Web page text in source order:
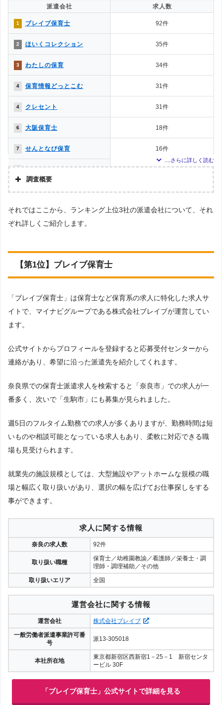
派遣会社 求人数
1 ブレイブ保育士 92件
2 ほいくコレクション 35件
3 わたしの保育 34件
4 保育情報どっとこむ 31件
4 クレセント 31件
6 大阪保育士 18件
7 せんとなび保育 16件
ジョブジパング 15件
9 ほいく畑 12件
9 ミラクス保育 12件
12 介護・保育の求人 5件
14 保育のとびら 3件
15
スタッフサービス・メディ
2件
調査概要
株式会社アドバンスフロー
調査対象とした派遣会社について
で「奈良 派遣会社」という検索キーワードで検索して掲載されていた派遣会社
を対象として調査を実施。※ただし、エリア対象外または求人数が0件の場合
は、ランキング対象外としています。
上記で調査対象とした派遣会社がWEBサイトで公開している求人のうち、「地
それではここから、ランキング上位3社の派遣会社について、それ
ぞれ詳しくご紹介します。
【第1位】ブレイブ保育士
「ブレイブ保育士」は保育士など保育系の求人に特化した求人サ
イトで、マイナビグループである株式会社ブレイブが運営してい
ます。
公式サイトからプロフィールを登録すると応募受付センターから
連絡があり、希望に沿った派遣先を紹介してくれます。
奈良県での保育士派遣求人を検索すると「奈良市」での求人が一
番多く、次いで「生駒市」にも募集が見られました。
週5日のフルタイム勤務での求人が多くありますが、勤務時間は短
いものや相談可能となっている求人もあり、柔軟に対応できる職
場も見受けられます。
就業先の施設規模としては、大型施設やアットホームな規模の職
場と幅広く取り扱いがあり、選択の幅を広げてお仕事探しをする
事ができます。
求人に関する情報
奈良の求人数 92件
取り扱い職種
保育士／幼稚園教諭／看護師／栄養士・調
理師・調理補助／その他
取り扱いエリア
全国
運営会社に関する情報
運営会社
株式会社ブレイブ
一般労働者派遣事業許可番
号
派13-305018
本社所在地
東京都新宿区西新宿1－25－1 新宿センタ
ービル 30F
「ブレイブ保育士」公式サイトで詳細を見る